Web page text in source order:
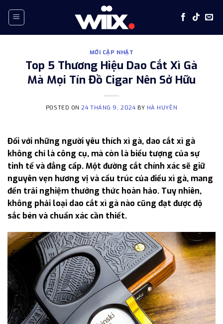
MỚI CẬP NHẬT
Top 5 Thương Hiệu Dao Cắt Xì Gà
Mà Mọi Tín Đồ Cigar Nên Sở Hữu
POSTED ON24 THÁNG 9, 2024 BY HÀ HUYỀN
Đối với những người yêu thích xì gà, dao cắt xì gà
không chỉ là công cụ, mà còn là biểu tượng của sự
tinh tế và đẳng cấp. Một đường cắt chính xác sẽ giữ
nguyên vẹn hương vị và cấu trúc của điếu xì gà, mang
đến trải nghiệm thưởng thức hoàn hảo. Tuy nhiên,
không phải loại dao cắt xì gà nào cũng đạt được độ
sắc bén và chuẩn xác cần thiết.